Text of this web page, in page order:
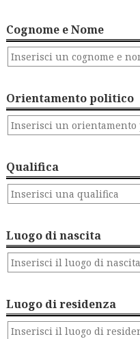
Cognome e Nome
Orientamento politico
Qualifica
Luogo di nascita
Luogo di residenza